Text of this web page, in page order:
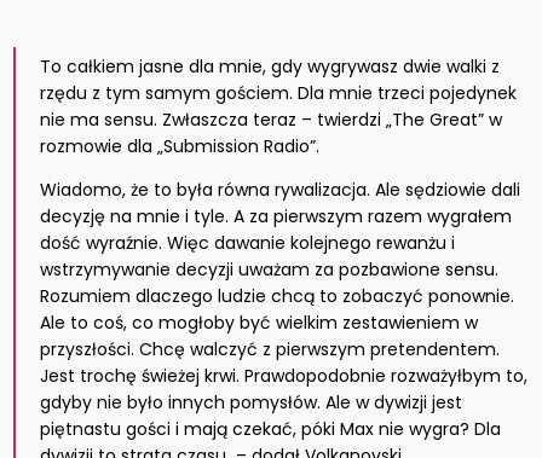
To całkiem jasne dla mnie, gdy wygrywasz dwie walki z
rzędu z tym samym gościem. Dla mnie trzeci pojedynek
nie ma sensu. Zwłaszcza teraz – twierdzi „The Great” w
rozmowie dla „Submission Radio”.
Wiadomo, że to była równa rywalizacja. Ale sędziowie dali
decyzję na mnie i tyle. A za pierwszym razem wygrałem
dość wyraźnie. Więc dawanie kolejnego rewanżu i
wstrzymywanie decyzji uważam za pozbawione sensu.
Rozumiem dlaczego ludzie chcą to zobaczyć ponownie.
Ale to coś, co mogłoby być wielkim zestawieniem w
przyszłości. Chcę walczyć z pierwszym pretendentem.
Jest trochę świeżej krwi. Prawdopodobnie rozważyłbym to,
gdyby nie było innych pomysłów. Ale w dywizji jest
piętnastu gości i mają czekać, póki Max nie wygra? Dla